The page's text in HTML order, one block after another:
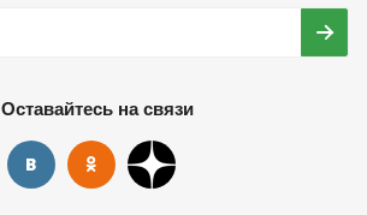
Оставайтесь на связи